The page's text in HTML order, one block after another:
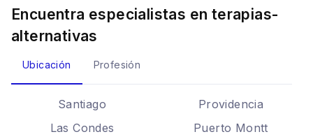
Encuentra especialistas en terapias-
alternativas
Ubicación Profesión
Santiago
Providencia
Las Condes
Puerto Montt